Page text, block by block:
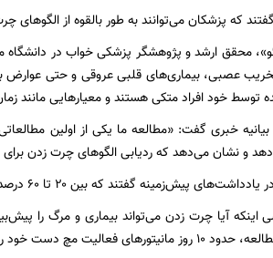
که پزشکان می‌توانند به طور بالقوه از الگوهای
محقق ارشد و پژوهشگر پزشکی خواب در
تخریب عصبی، بیماری‌های قلبی عروقی و حتی عوارض
توسط خود افراد متکی هستند و معیارهایی مانند
خبری گفت: «مطالعه ما یکی از اولین
و نشان می‌دهد که ردیابی الگوهای چرت زدن
پیش‌زمینه گفتند که بین ۲۰ تا ۶۰ درصد از سالمندان چرت می‌زنند.
را به مچ خود بستند تا الگوهای خواب و چرت زدن شان اندازه‌گیری شود.